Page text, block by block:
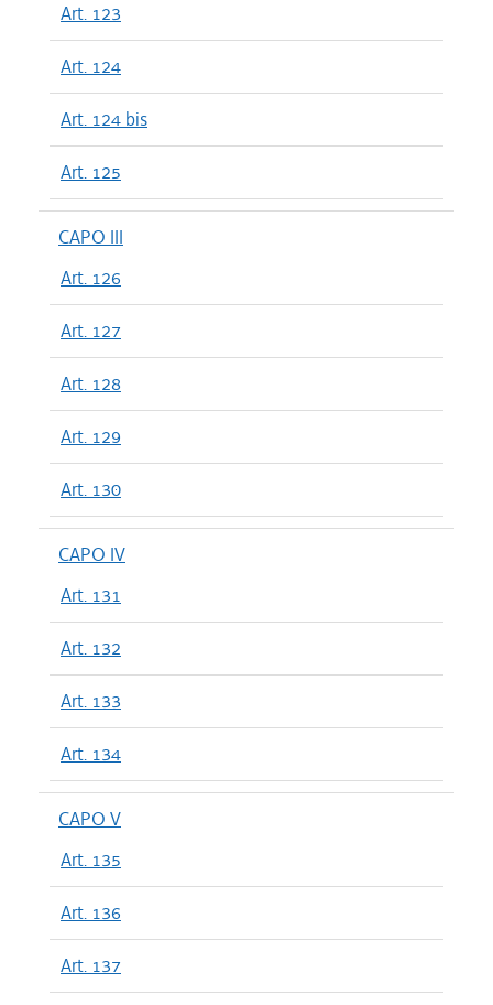
Art. 123
Art. 124
Art. 124 bis
Art. 125
CAPO III
Art. 126
Art. 127
Art. 128
Art. 129
Art. 130
CAPO IV
Art. 131
Art. 132
Art. 133
Art. 134
CAPO V
Art. 135
Art. 136
Art. 137